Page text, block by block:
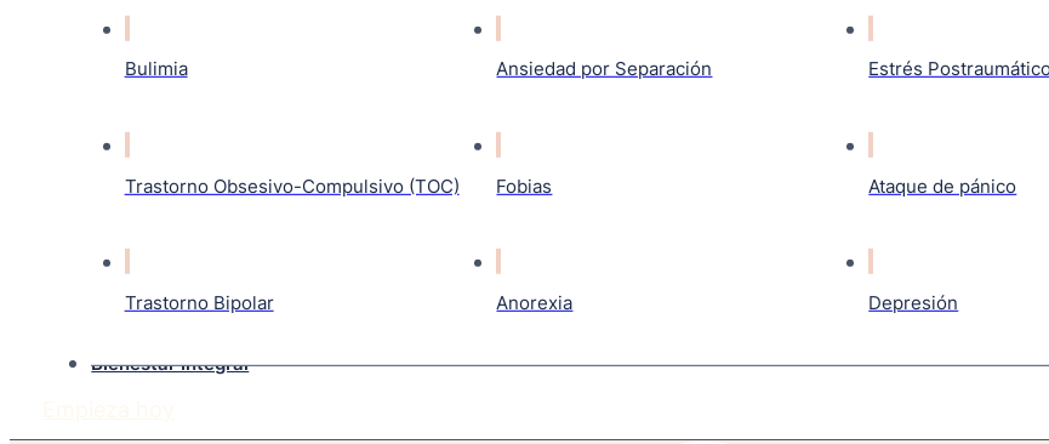
Bulimia Ansiedad por Separación Estrés
Trastorno Obsesivo-Compulsivo (TOC) Fobias Ataque de pánico
Trastorno Bipolar Anorexia Depresión
Bienestar Integral